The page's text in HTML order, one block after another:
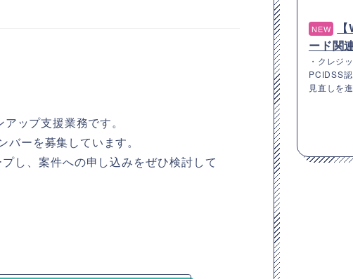
ップ支援業務です。
ーを募集しています。
し、案件への申し込みをぜひ検討して
NEW
ード関
・クレジ
PCIDSS
見直しを